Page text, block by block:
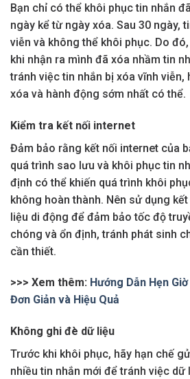
Bạn chỉ có thể khôi phục tin nhắn
ngày kể từ ngày xóa. Sau 30 ngày,
viễn và không thể khôi phục. Do
khi nhận ra mình đã xóa nhầm tin
tránh việc tin nhắn bị xóa vĩnh viễn,
xóa và hành động sớm nhất có thể.
Kiểm tra kết nối internet
Đảm bảo rằng kết nối internet của
quá trình sao lưu và khôi phục tin
định có thể khiến quá trình khôi
không hoàn thành. Nên sử dụng
liệu di động để đảm bảo tốc độ
chóng và ổn định, tránh phát sinh
cần thiết.
>>> Xem thêm: Hướng Dẫn Hẹn
Đơn Giản và Hiệu Quả
Không ghi đè dữ liệu
Trước khi khôi phục, hãy hạn chế
nhiều tin nhắn mới để tránh việc dữ